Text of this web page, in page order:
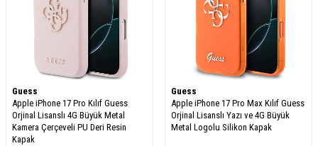
Guess
Apple iPhone 17 Pro Kılıf Guess
Orjinal Lisanslı 4G Büyük Metal
Kamera Çerçeveli PU Deri Resin
Kapak
Guess
Apple iPhone 17 Pro Max Kılıf Guess
Orjinal Lisanslı Yazı ve 4G Büyük
Metal Logolu Silikon Kapak